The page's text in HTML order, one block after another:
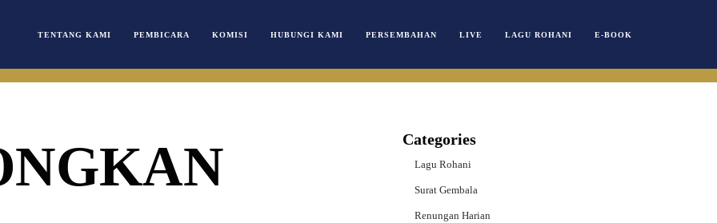
TENTANG KAMI PEMBICARA KOMISI HUBUNGI KAMI PERSEMBAHAN LIVE LAGU ROHANI E-BOOK
Categories
Lagu Rohani
Surat Gembala
Renungan Harian